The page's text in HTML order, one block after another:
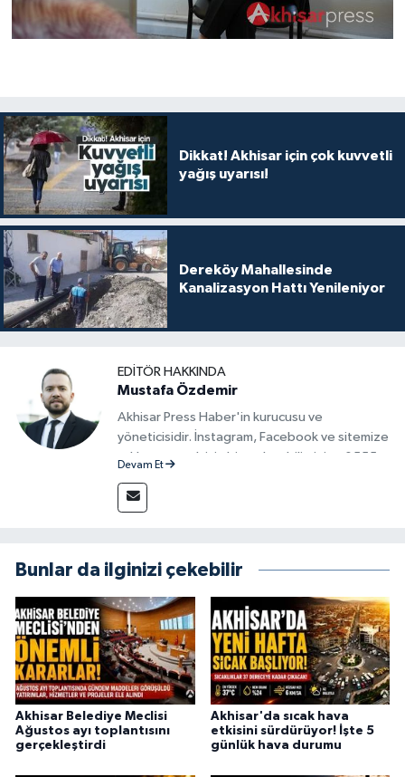
Dikkat! Akhisar için çok kuvvetli
yağış uyarısı!
Dereköy Mahallesinde
Kanalizasyon Hattı Yenileniyor
EDITÖR HAKKINDA
Mustafa Özdemir
Akhisar Press Haber'in kurucusu ve
yöneticisidir. İnstagram, Facebook ve sitemize
reklam vermek için bize ulaşabilirsiniz - 0555
Devam Et
Bunlar da ilginizi çekebilir
Akhisar Belediye Meclisi
Ağustos ayı toplantısını
gerçekleştirdi
Akhisar'da sıcak hava
etkisini sürdürüyor! İşte 5
günlük hava durumu